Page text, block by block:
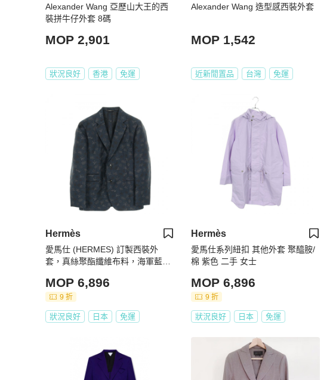
Alexander Wang 亞歷山大王的西
裝拼牛仔外套 8碼
MOP 2,901
狀況良好 香港 免運
Alexander Wang 造型感西裝外套
MOP 1,542
近新閒置品 台灣 免運
Hermès
愛馬仕 (HERMES) 訂製西裝外
套，真絲聚酯纖維布料，海軍藍，
MOP 6,896
9 折
狀況良好 日本 免運
Hermès
愛馬仕系列紐扣 其他外套 聚醯胺/
棉 紫色 二手 女士
MOP 6,896
9 折
狀況良好 日本 免運